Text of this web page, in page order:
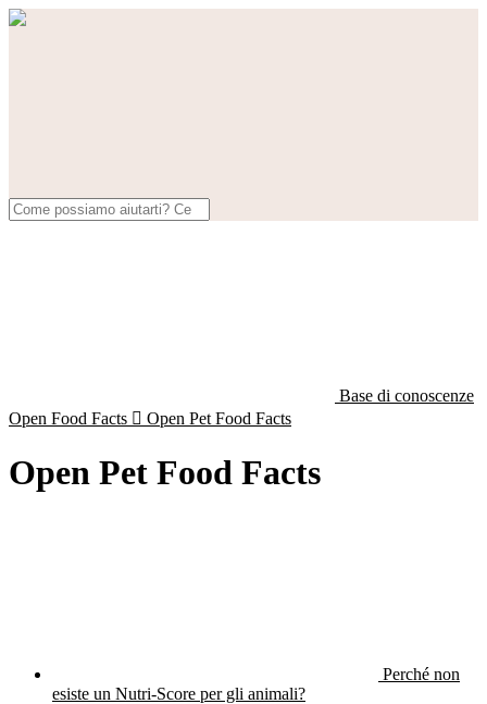
Base di conoscenze
Open Food Facts  Open Pet Food Facts
Open Pet Food Facts
Perché non
esiste un Nutri-Score per gli animali?